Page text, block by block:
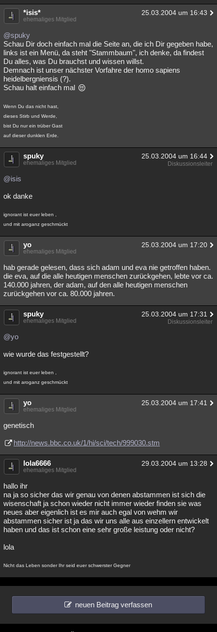
*isis* 25.03.2004 um 16:43
ehemaliges Mitglied
@spuky
Schau Dir doch einfach mal die Seite an, die ich Dir gegeben habe,
links ist ein Menü, da steht "Stammbaum", ich denke, da findest
Du alles, was Du brauchst und wissen willst.
Demnach ist unser nächster Vorfahre der homo sapiens
heidelbergniensis (?).
Schau halt einfach mal
Wenn Du das nicht hast,
dieses Stirb und Werde,
bist Du nur ein trüber Gast
auf dieser dunklen Erde.
spuky 25.03.2004 um 16:44
ehemaliges Mitglied Diskussionsleiter
@isis
ok danke
ignorant ist euer leben ,
und mit aroganz geschmückt
yo 25.03.2004 um 17:20
ehemaliges Mitglied
hab gerade gelesen, dass sich adam und eva nie getroffen haben.
die eva, auf die alle heutigen menschen zurückgehen, lebte vor ca.
140.000 jahren, der adam, auf den alle heutigen menschen
zurückgehen vor ca. 80.000 jahren.
spuky 25.03.2004 um 17:31
ehemaliges Mitglied Diskussionsleiter
@yo
wie wurde das festgestellt?
ignorant ist euer leben ,
und mit aroganz geschmückt
yo 25.03.2004 um 17:41
ehemaliges Mitglied
genetisch
http://news.bbc.co.uk/1/hi/sci/tech/999030.stm
lola6666 29.03.2004 um 13:28
ehemaliges Mitglied
hallo ihr
na ja so sicher das wir genau von denen abstammen ist sich die
wisenschaft ja schon wieder nicht immer wieder finden sie was
neues aber eigenlich ist es mir auch egal von wehm wir
abstammen sicher ist ja das wir uns alle aus einzellern entwickelt
haben und das ist schon eine sehr große leistung oder nicht?
lola
Nicht das Leben sonder Ihr seid euer schwerster Gegner
neuen Beitrag verfassen